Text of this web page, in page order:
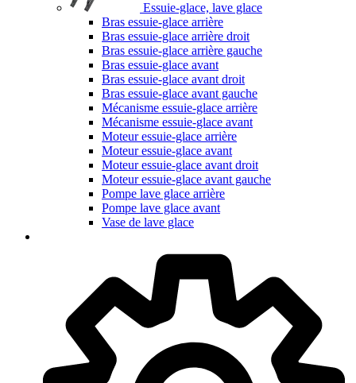
Essuie-glace, lave glace
Bras essuie-glace arrière
Bras essuie-glace arrière droit
Bras essuie-glace arrière gauche
Bras essuie-glace avant
Bras essuie-glace avant droit
Bras essuie-glace avant gauche
Mécanisme essuie-glace arrière
Mécanisme essuie-glace avant
Moteur essuie-glace arrière
Moteur essuie-glace avant
Moteur essuie-glace avant droit
Moteur essuie-glace avant gauche
Pompe lave glace arrière
Pompe lave glace avant
Vase de lave glace